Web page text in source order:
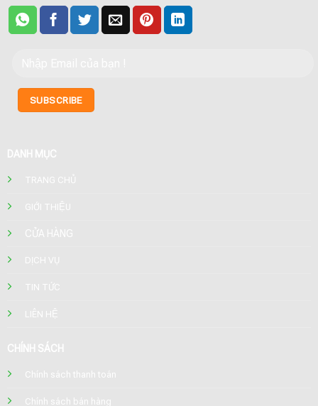
DANH MỤC
TRANG CHỦ
GIỚI THIỆU
CỬA HÀNG
DỊCH VỤ
TIN TỨC
LIÊN HỆ
CHÍNH SÁCH
Chính sách thanh toán
Chính sách bán hàng